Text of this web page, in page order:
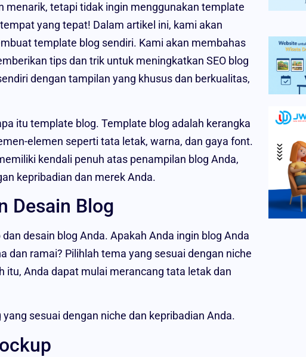
menarik, tetapi tidak ingin menggunakan template
yang tepat! Dalam artikel ini, kami akan
template blog sendiri. Kami akan membahas
tips dan trik untuk meningkatkan SEO blog
dengan tampilan yang khusus dan berkualitas,
itu template blog. Template blog adalah kerangka
elemen seperti tata letak, warna, dan gaya font.
kendali penuh atas penampilan blog Anda,
kepribadian dan merek Anda.
Desain Blog
desain blog Anda. Apakah Anda ingin blog Anda
ramai? Pilihlah tema yang sesuai dengan niche
itu, Anda dapat mulai merancang tata letak dan
sesuai dengan niche dan kepribadian Anda.